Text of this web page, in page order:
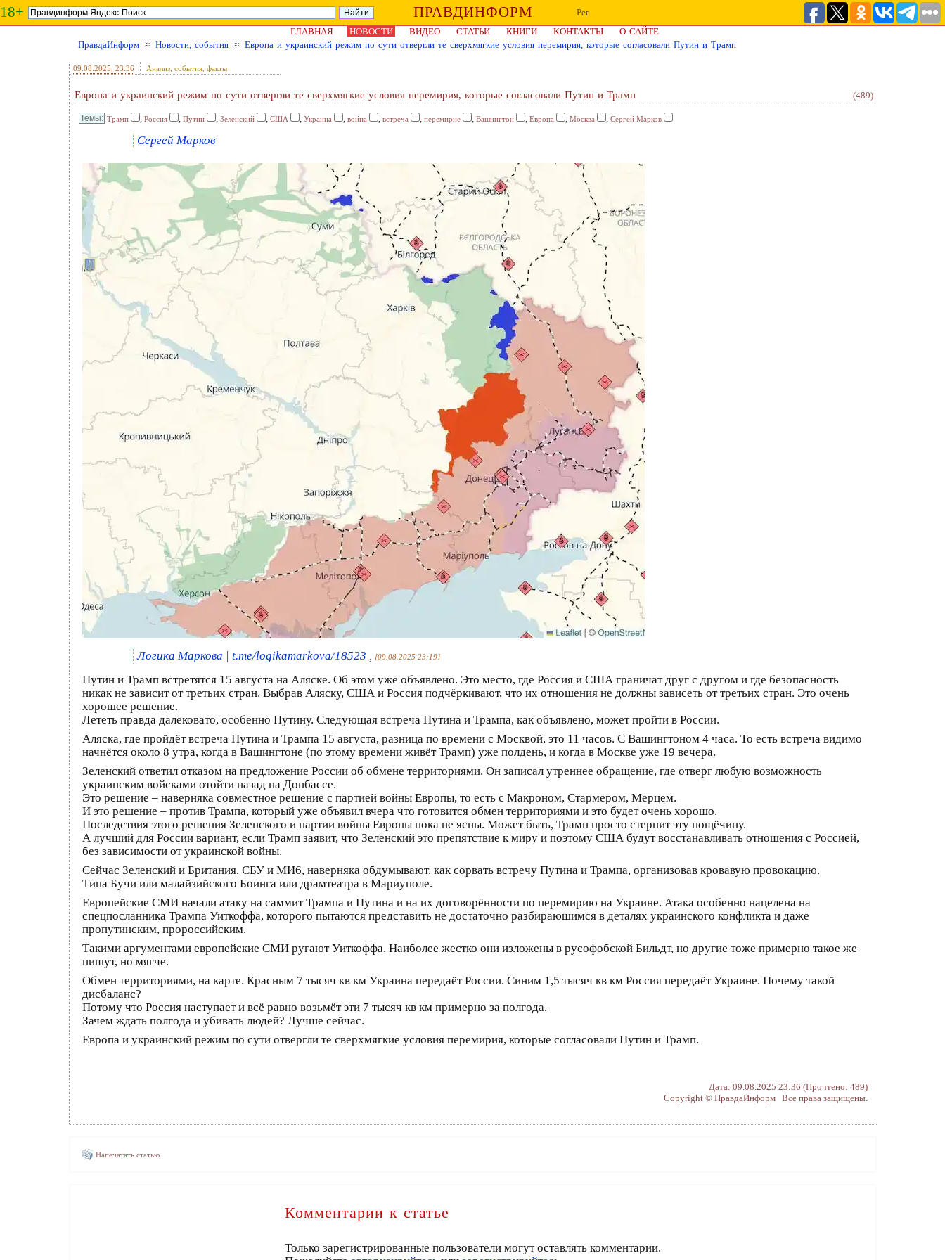
18+ ПРАВДИНФОРМ
Рег
ГЛАВНАЯ
НОВОСТИ ВИДЕО СТАТЬИ КНИГИ КОНТАКТЫ
О САЙТЕ
ПравдаИнформ ≈ Новости, события ≈ Европа и украинский режим по сути отвергли те сверхмягкие условия перемирия, которые согласовали Путин и Трамп
09.08.2025 , 23:36 Анализ, события, факты
Европа и украинский режим по сути отвергли те сверхмягкие условия перемирия, которые согласовали Путин и Трамп (489)
Трамп , Россия , Путин , Зеленский , США , Украина , война , встреча , перемирие , Вашингтон , Европа , Москва , Сергей Марков
Сергей Марков
Логика Маркова | t.me/logikamarkova/18523 , [09.08.2025 23:19]
Путин и Трамп встретятся 15 августа на Аляске. Об этом уже объявлено. Это место, где Россия и США граничат друг с другом и где безопасность
никак не зависит от третьих стран. Выбрав Аляску, США и Россия подчёркивают, что их отношения не должны зависеть от третьих стран. Это очень
хорошее решение.
Лететь правда далековато, особенно Путину. Следующая встреча Путина и Трампа, как объявлено, может пройти в России.
Аляска, где пройдёт встреча Путина и Трампа 15 августа, разница по времени с Москвой, это 11 часов. С Вашингтоном 4 часа. То есть встреча видимо
начнётся около 8 утра, когда в Вашингтоне (по этому времени живёт Трамп) уже полдень, и когда в Москве уже 19 вечера.
Зеленский ответил отказом на предложение России об обмене территориями. Он записал утреннее обращение, где отверг любую возможность
украинским войсками отойти назад на Донбассе.
Это решение – наверняка совместное решение с партией войны Европы, то есть с Макроном, Стармером, Мерцем.
И это решение – против Трампа, который уже объявил вчера что готовится обмен территориями и это будет очень хорошо.
Последствия этого решения Зеленского и партии войны Европы пока не ясны. Может быть, Трамп просто стерпит эту пощёчину.
А лучший для России вариант, если Трамп заявит, что Зеленский это препятствие к миру и поэтому США будут восстанавливать отношения с Россией,
без зависимости от украинской войны.
Сейчас Зеленский и Британия, СБУ и МИ6, наверняка обдумывают, как сорвать встречу Путина и Трампа, организовав кровавую провокацию.
Типа Бучи или малайзийского Боинга или драмтеатра в Мариуполе.
Европейские СМИ начали атаку на саммит Трампа и Путина и на их договорённости по перемирию на Украине. Атака особенно нацелена на
спецпосланника Трампа Уиткоффа, которого пытаются представить не достаточно разбираюшимся в деталях украинского конфликта и даже
пропутинским, пророссийским.
Такими аргументами европейские СМИ ругают Уиткоффа. Наиболее жестко они изложены в русофобской Бильдт, но другие тоже примерно такое же
пишут, но мягче.
Обмен территориями, на карте. Красным 7 тысяч кв км Украина передаёт России. Синим 1,5 тысяч кв км Россия передаёт Украине. Почему такой
дисбаланс?
Потому что Россия наступает и всё равно возьмёт эти 7 тысяч кв км примерно за полгода.
Зачем ждать полгода и убивать людей? Лучше сейчас.
Европа и украинский режим по сути отвергли те сверхмягкие условия перемирия, которые согласовали Путин и Трамп.
Дата: 09.08.2025 23:36 (Прочтено: 489)
Copyright © ПравдаИнформ Все права защищены.
Напечатать статью
Комментарии к статье
Только зарегистрированные пользователи могут оставлять комментарии.